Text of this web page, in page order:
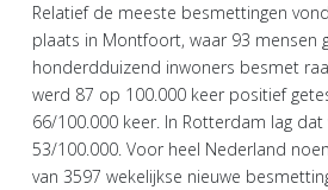
Relatief de meeste besmettingen
plaats in Montfoort, waar 93 mensen
honderdduizend inwoners besmet
werd 87 op 100.000 keer positief
66/100.000 keer. In Rotterdam lag
53/100.000. Voor heel Nederland
van 3597 wekelijkse nieuwe